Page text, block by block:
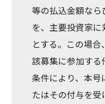
等の払込金額な
を、主要投資家
とする。この場
該募集に参加す
条件により、本号
たはその付与を